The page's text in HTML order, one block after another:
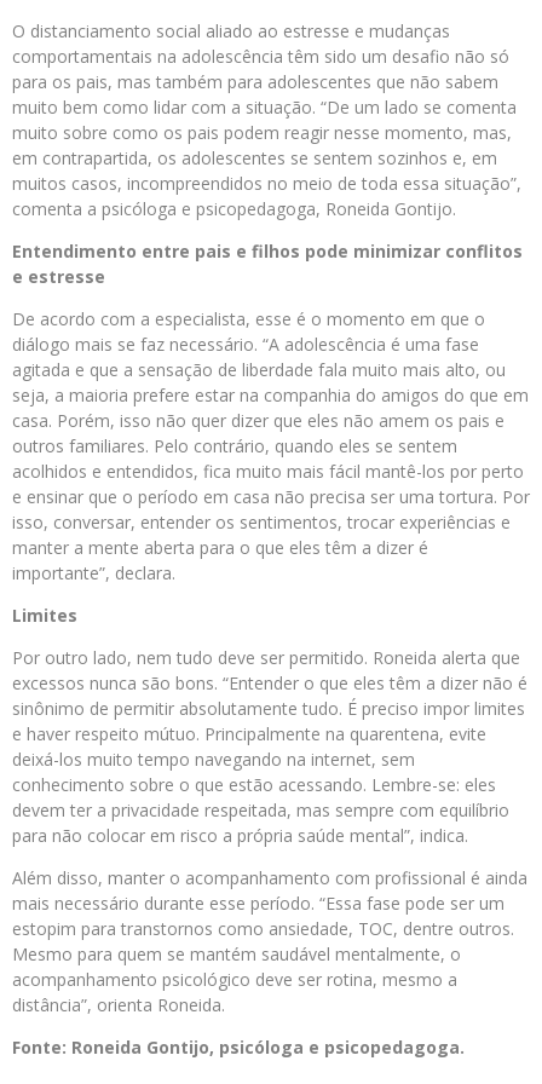
O distanciamento social aliado ao estresse e mudanças
comportamentais na adolescência têm sido um desafio não só
para os pais, mas também para adolescentes que não sabem
muito bem como lidar com a situação. “De um lado se comenta
muito sobre como os pais podem reagir nesse momento, mas,
em contrapartida, os adolescentes se sentem sozinhos e, em
muitos casos, incompreendidos no meio de toda essa situação”,
comenta a psicóloga e psicopedagoga, Roneida Gontijo.
Entendimento entre pais e filhos pode minimizar conflitos
e estresse
De acordo com a especialista, esse é o momento em que o
diálogo mais se faz necessário. “A adolescência é uma fase
agitada e que a sensação de liberdade fala muito mais alto, ou
seja, a maioria prefere estar na companhia do amigos do que em
casa. Porém, isso não quer dizer que eles não amem os pais e
outros familiares. Pelo contrário, quando eles se sentem
acolhidos e entendidos, fica muito mais fácil mantê-los por perto
e ensinar que o período em casa não precisa ser uma tortura. Por
isso, conversar, entender os sentimentos, trocar experiências e
manter a mente aberta para o que eles têm a dizer é
importante”, declara.
Limites
Por outro lado, nem tudo deve ser permitido. Roneida alerta que
excessos nunca são bons. “Entender o que eles têm a dizer não é
sinônimo de permitir absolutamente tudo. É preciso impor limites
e haver respeito mútuo. Principalmente na quarentena, evite
deixá-los muito tempo navegando na internet, sem
conhecimento sobre o que estão acessando. Lembre-se: eles
devem ter a privacidade respeitada, mas sempre com equilíbrio
para não colocar em risco a própria saúde mental”, indica.
Além disso, manter o acompanhamento com profissional é ainda
mais necessário durante esse período. “Essa fase pode ser um
estopim para transtornos como ansiedade, TOC, dentre outros.
Mesmo para quem se mantém saudável mentalmente, o
acompanhamento psicológico deve ser rotina, mesmo a
distância”, orienta Roneida.
Fonte: Roneida Gontijo, psicóloga e psicopedagoga.